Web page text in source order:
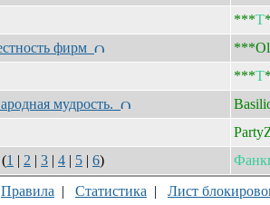
***Т
фирм
***Т
мудрость.
(1 | 2 | 3 | 4 | 5 | 6)
Правила | Статистика | Лист